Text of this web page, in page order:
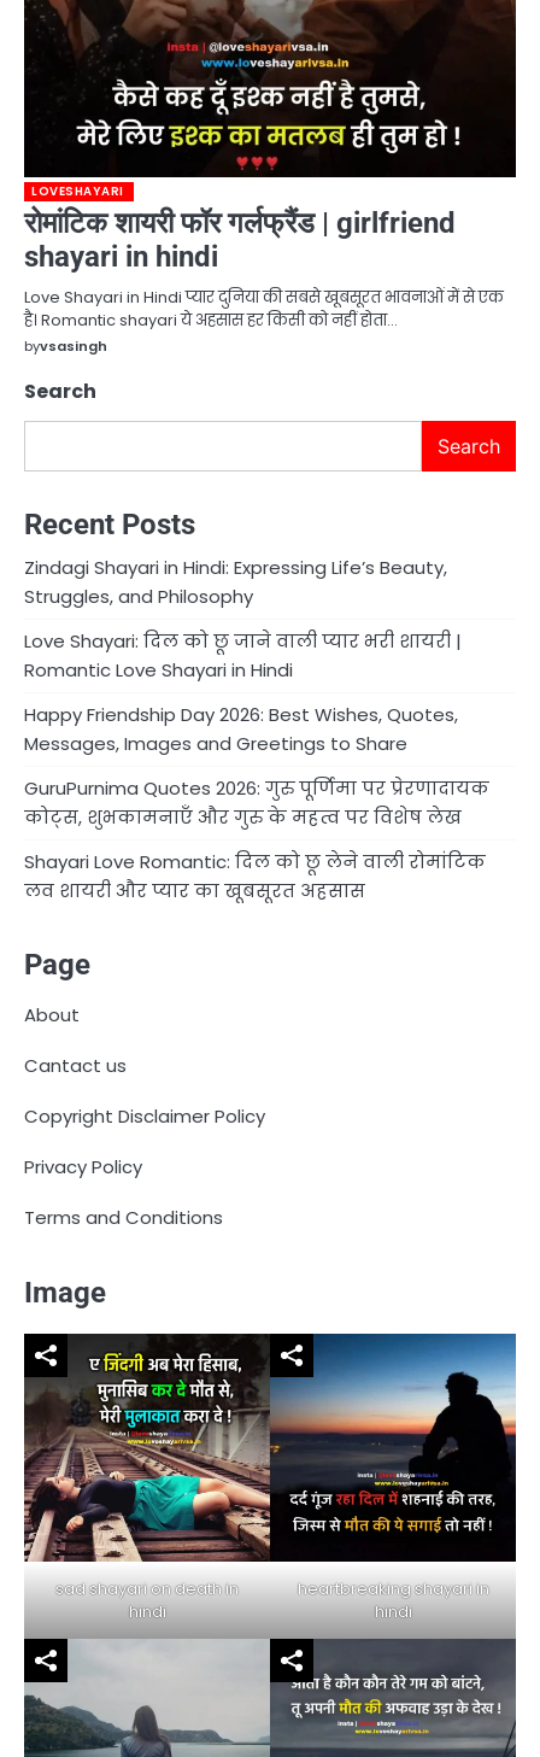
LOVESHAYARI
रोमांटिक शायरी फॉर गर्लफ्रैंड | girlfriend
shayari in hindi
Love Shayari in Hindi प्यार दुनिया की सबसे खूबसूरत भावनाओं में से एक
है। Romantic shayari ये अहसास हर किसी को नहीं होता…
byvsasingh
Search
Search
Recent Posts
Zindagi Shayari in Hindi: Expressing Life’s Beauty,
Struggles, and Philosophy
Love Shayari: दिल को छू जाने वाली प्यार भरी शायरी |
Romantic Love Shayari in Hindi
Happy Friendship Day 2026: Best Wishes, Quotes,
Messages, Images and Greetings to Share
GuruPurnima Quotes 2026: गुरु पूर्णिमा पर प्रेरणादायक
कोट्स, शुभकामनाएँ और गुरु के महत्व पर विशेष लेख
Shayari Love Romantic: दिल को छू लेने वाली रोमांटिक
लव शायरी और प्यार का खूबसूरत अहसास
Page
About
Cantact us
Copyright Disclaimer Policy
Privacy Policy
Terms and Conditions
Image
sad shayari on death in
hindi
heartbreaking shayari in
hindi